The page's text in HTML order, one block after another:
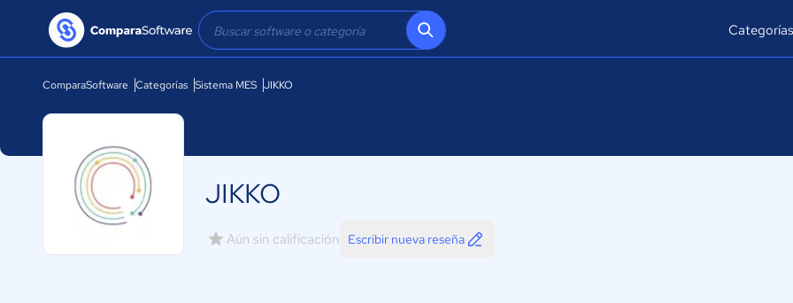
Categorías
ComparaSoftware Categorías Sistema MES JIKKO
JIKKO
Aún sin calificación Escribir nueva reseña